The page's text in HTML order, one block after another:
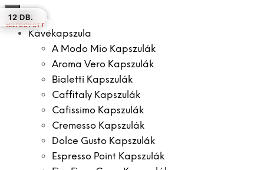
×
Kávékapszula
A Modo Mio Kapszulák
Aroma Vero Kapszulák
Bialetti Kapszulák
Caffitaly Kapszulák
Cafissimo Kapszulák
Cremesso Kapszulák
Dolce Gusto Kapszulák
Espresso Point Kapszulák
50 DB.
16 DB.
20 DB.
30 DB.
12 DB.
30 DB.
ELFOGYOTT
12 DB.